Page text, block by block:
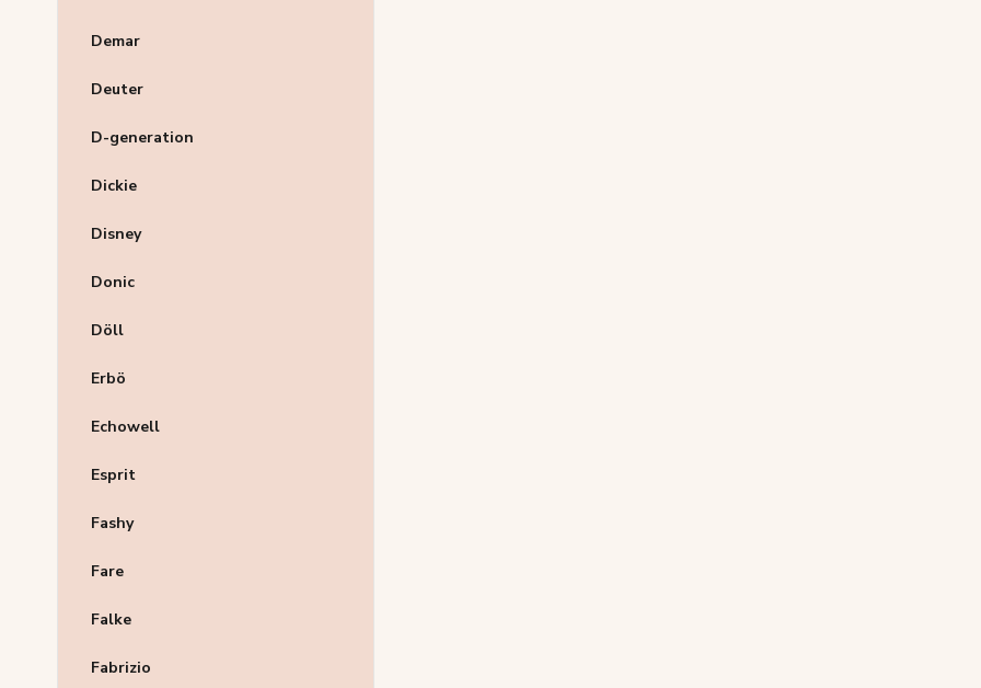
Demar
Deuter
D-generation
Dickie
Disney
Donic
Döll
Erbö
Echowell
Esprit
Fashy
Fare
Falke
Fabrizio